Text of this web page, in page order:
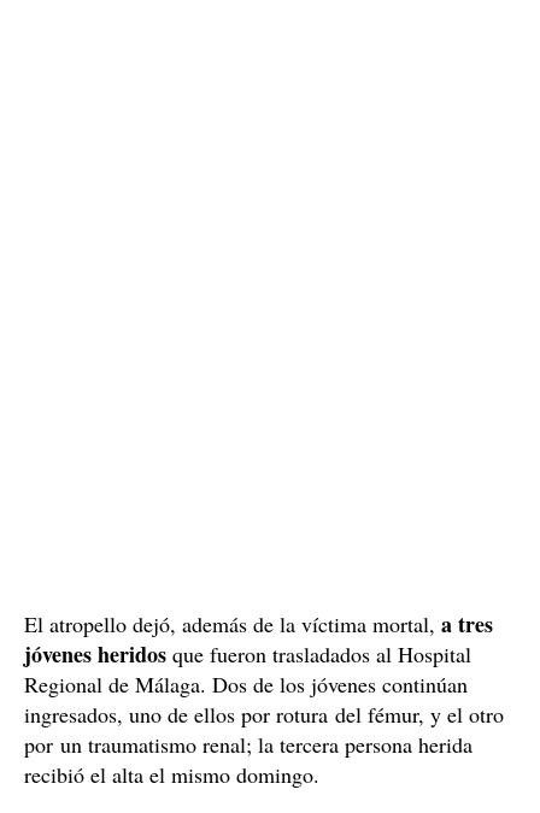
El atropello dejó, además de la víctima mortal, a tres
jóvenes heridos que fueron trasladados al Hospital
Regional de Málaga. Dos de los jóvenes continúan
ingresados, uno de ellos por rotura del fémur, y el otro
por un traumatismo renal; la tercera persona herida
recibió el alta el mismo domingo.